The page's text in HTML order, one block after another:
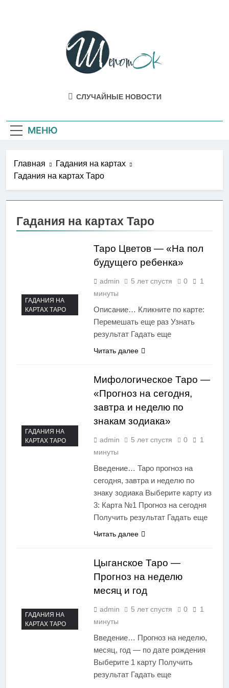
ШепотОК
Эзотерика И Мистика Как Она Есть В
СЛУЧАЙНЫЕ НОВОСТИ
МЕНЮ
Главная
Гадания на картах
Гадания на картах Таро
Гадания на картах Таро
ГАДАНИЯ НА
КАРТАХ ТАРО
Таро Цветов — «На пол
будущего ребенка»
admin 5 лет спустя 0
1
минуты
Описание… Кликните по карте:
Перемешать еще раз Узнать
результат Гадать еще
Читать далее
ГАДАНИЯ НА
КАРТАХ ТАРО
Мифологическое Таро —
«Прогноз на сегодня,
завтра и неделю по
знакам зодиака»
admin 5 лет спустя 0
1
минуты
Введение… Таро прогноз на
сегодня, завтра и неделю по
знаку зодиака Выберите карту из
3: Карта №1 Прогноз на сегодня
Получить результат Гадать еще
Читать далее
ГАДАНИЯ НА
КАРТАХ ТАРО
Цыганское Таро —
Прогноз на неделю
месяц и год
admin 5 лет спустя 0
1
минуты
Введение… Прогноз на неделю,
месяц, год — по дате рождения
Выберите 1 карту Получить
результат Гадать еще